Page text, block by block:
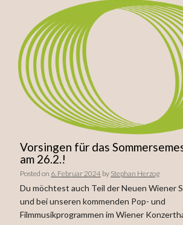
Vorsingen für das
am 26.2.!
Posted on 6. Februar 2024 by Stephan Herzog
Du möchtest auch Teil der Neuen Wiener
und bei unseren kommenden Pop- und
Filmmusikprogrammen im Wiener